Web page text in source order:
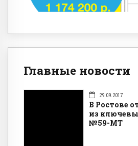
Главные новости
29.09.2017
В Ростове
из
№59-МТ